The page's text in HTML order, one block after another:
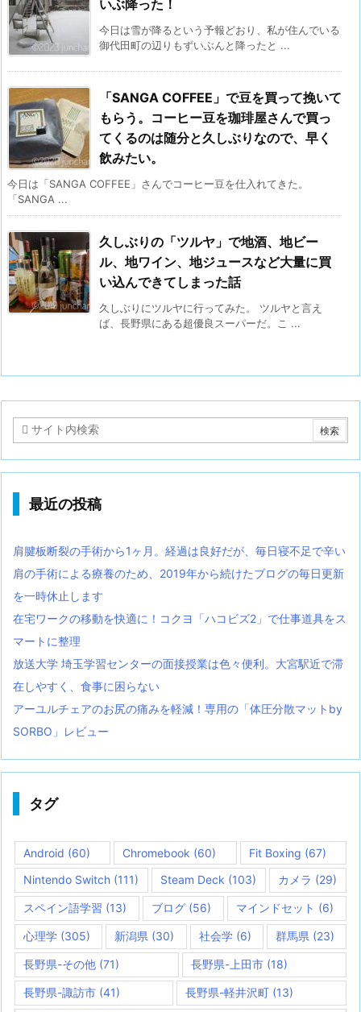
いぶ降った！
今日は雪が降るという予報どおり、私が住んでいる
御代田町の辺りもずいぶんと降ったと ...
「SANGA COFFEE」で豆を買って挽いて
もらう。コーヒー豆を珈琲屋さんで買っ
てくるのは随分と久しぶりなので、早く
飲みたい。
今日は「SANGA COFFEE」さんでコーヒー豆を仕入れてきた。
「SANGA ...
久しぶりの「ツルヤ」で地酒、地ビー
ル、地ワイン、地ジュースなど大量に買
い込んできてしまった話
久しぶりにツルヤに行ってみた。 ツルヤと言え
ば、長野県にある超優良スーパーだ。こ ...
最近の投稿
肩腱板断裂の手術から1ヶ月。経過は良好だが、毎日寝不足で辛い
肩の手術による療養のため、2019年から続けたブログの毎日更新
を一時休止します
在宅ワークの移動を快適に！コクヨ「ハコビズ2」で仕事道具をス
マートに整理
放送大学 埼玉学習センターの面接授業は色々便利。大宮駅近で滞
在しやすく、食事に困らない
アーユルチェアのお尻の痛みを軽減！専用の「体圧分散マットby
SORBO」レビュー
タグ
Android (60) Chromebook (60) Fit Boxing (67)
Nintendo Switch (111) Steam Deck (103) カメラ (29)
スペイン語学習 (13) ブログ (56) マインドセット (6)
心理学 (305) 新潟県 (30) 社会学(6) 群馬県 (23)
長野県-その他 (71) 長野県-上田市(18)
長野県-諏訪市 (41) 長野県-軽井沢町 (13)